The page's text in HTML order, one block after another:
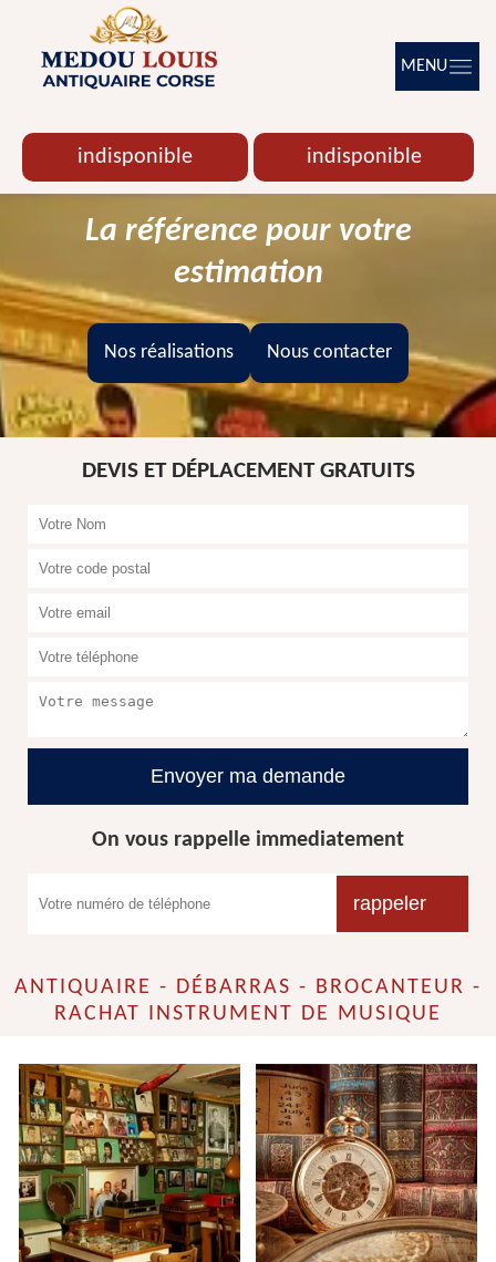
MENU
indisponible indisponible
La référence pour votre
estimation
Nos réalisations Nous contacter
DEVIS ET DÉPLACEMENT GRATUITS
On vous rappelle immediatement
ANTIQUAIRE - DÉBARRAS - BROCANTEUR -
RACHAT INSTRUMENT DE MUSIQUE